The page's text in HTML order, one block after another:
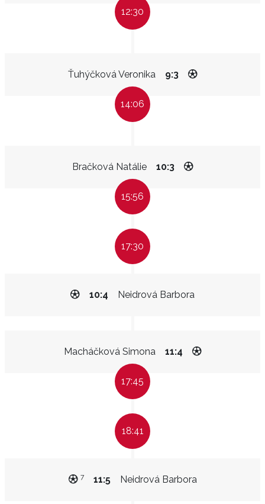
12:30
Ťuhýčková Veronika 9:3
14:06
Bračková Natálie 10:3
15:56
17:30
Neidrová Barbora
10:4
Macháčková Simona 11:4
17:45
18:41
Neidrová Barbora
11:5
7